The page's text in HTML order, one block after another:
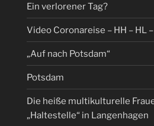
Ein verlorener Tag?
Video Coronareise – HH – HL
„Auf nach Potsdam“
Potsdam
Die heiße multikulturelle
„Haltestelle“ in Langenhagen